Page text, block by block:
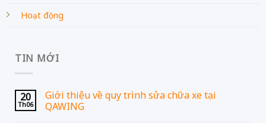
Hoạt động
TIN MỚI
20
Th06
Giới thiệu về quy trình sửa chữa xe tại
QAWING